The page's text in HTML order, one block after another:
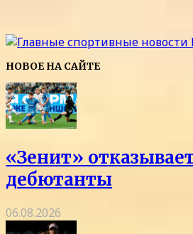
НОВОЕ НА САЙТЕ
«Зенит»
дебютанты
06.08.2026